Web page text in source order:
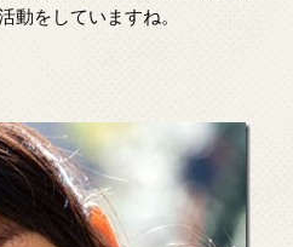
動をしていますね。